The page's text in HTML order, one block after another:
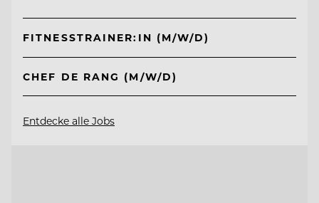
FITNESSTRAINER:IN (M/W/D)
CHEF DE RANG (M/W/D)
Entdecke alle Jobs